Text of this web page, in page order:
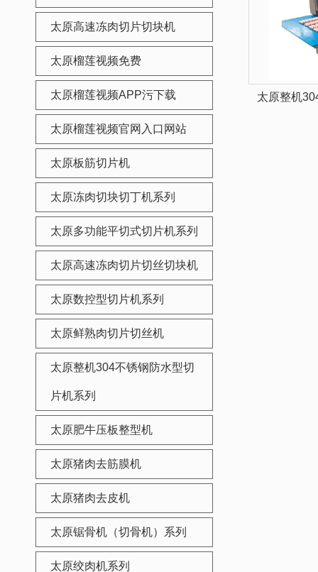
太原高速冻肉切片切块机
太原榴莲视频免费
太原榴莲视频APP污下载
太原榴莲视频官网入口网站
太原板筋切片机
太原冻肉切块切丁机系列
太原多功能平切式切片机系列
太原高速冻肉切片切丝切块机
太原数控型切片机系列
太原鲜熟肉切片切丝机
太原整机304不锈钢防水型切
片机系列
太原肥牛压板整型机
太原猪肉去筋膜机
太原猪肉去皮机
太原锯骨机（切骨机）系列
太原绞肉机系列
太原整机